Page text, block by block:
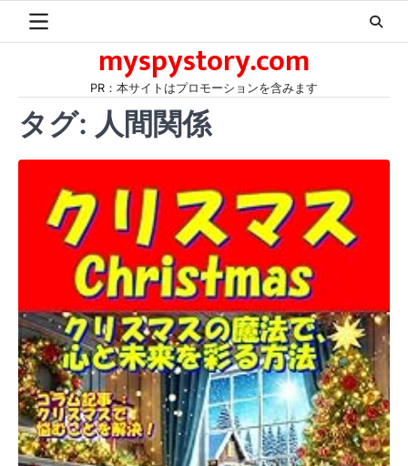
myspystory.com
PR：本サイトはプロモーションを含みます
タグ: 人間関係